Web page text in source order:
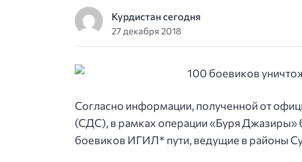
Курдистан сегодня
27 декабря 2018
Согласно информации, полученной от
(СДС), в рамках операции «Буря Джазиры»
боевиков ИГИЛ* пути, ведущие в районы